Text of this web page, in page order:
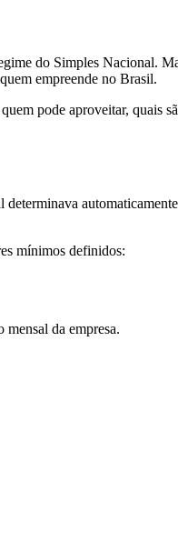
do Simples Nacional.
empreende no Brasil.
pode aproveitar, quais
mínimos definidos:
da empresa.